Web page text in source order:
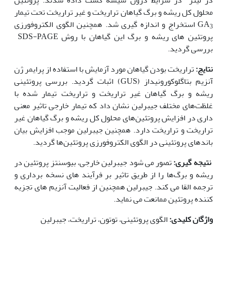
محلول کل ریشه و برگ گیاهان تراریخت و غیر تراریخت تحت تیمار
GA3
استخراج و اندازه گیری شد. همچنین الگوی الکتروفورزی
بررسی گردید.
نتایج:تراریخت بودن گیاهان مورد آزمایش با استفاده از پرایمر ژن
آنزیم بتاگلوکورونیداز (GUS) اثبات گردید. بررسی پروتئینی
ریشه و برگ گیاهان غیر تراریخت و تراریخت تیمار شده با
غلظت‌های مختلف جیبرلین نشان داد که تیمار خارجی تاثیر معنی
‌داری در افزایش پروتئین‌های محلول کل ریشه و برگ گیاهان غیر
تراریخت و تراریخت دارد. همچنین جیبرلین موجب افزایش بیان
باندهای پروتئینی در الگوی الکتروفورزی پروتئین‌ها گردید.
‍نتیجه گیری:تصور می شود جیبرلین خارجی، بیوسنتز پروتئین در
ریشه و برگ‌ها را از طریق تاثیر بر فرآیند های نسخه برداری و
ترجمه القا می کند. جیبرلین همچنین از فعالیت آنزیم های تجزیه
کننده پروتئین ممانعت می نماید.
واژگان کلیدی:الگوی پروتئینی، توتون، تراریخت، جیبرلین